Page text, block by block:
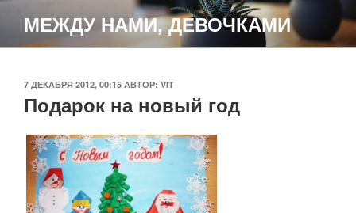
содержимому
МЕЖДУ НАМИ, ДЕВОЧКАМИ
ОПУБЛИКОВАНО
7 ДЕКАБРЯ 2012, 00:15 АВТОР: VIT
Подарок на новый год